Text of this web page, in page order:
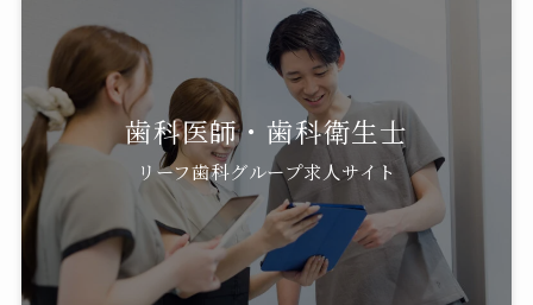
歯科医師・歯科衛生士
リーフ歯科グループ求人サイト